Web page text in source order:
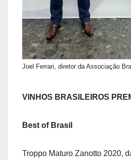
Joel Ferrari, diretor da Associação
VINHOS BRASILEIROS
Best of Brasil
Troppo Maturo Zanotto 2020,